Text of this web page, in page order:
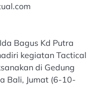
Bagus Kd Putra
kegiatan Tactical
di Gedung
Bali, Jumat (6-10-